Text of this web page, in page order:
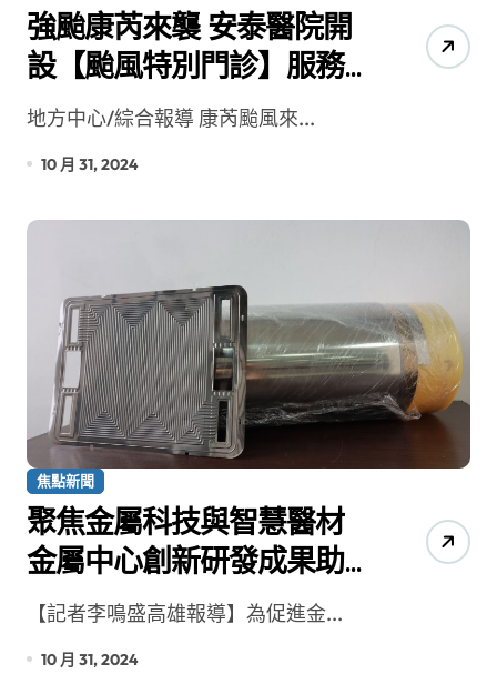
強颱康芮來襲 安泰醫院開
設【颱風特別門診】服務
民眾
地方中心/綜合報導 康芮颱風來...
10 月 31, 2024
焦點新聞
聚焦金屬科技與智慧醫材
金屬中心創新研發成果助
力產業升級
【記者李鳴盛高雄報導】為促進金...
10 月 31, 2024